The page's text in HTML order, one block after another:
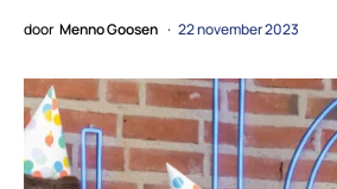
door Menno Goosen 22 november 2023